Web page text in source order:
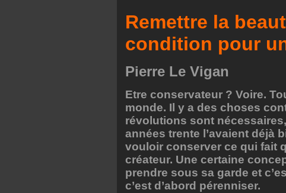
Remettre la
condition pour
Pierre Le Vigan
Etre conservateur ? Voire.
monde. Il y a des choses
révolutions sont
années trente l’avaient déjà
vouloir conserver ce qui fait
créateur. Une certaine
prendre sous sa garde et
c’est d’abord pérenniser.